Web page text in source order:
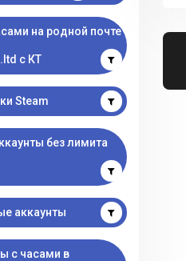
на родной почте
с КТ
Steam
без лимита
аккаунты
с часами в